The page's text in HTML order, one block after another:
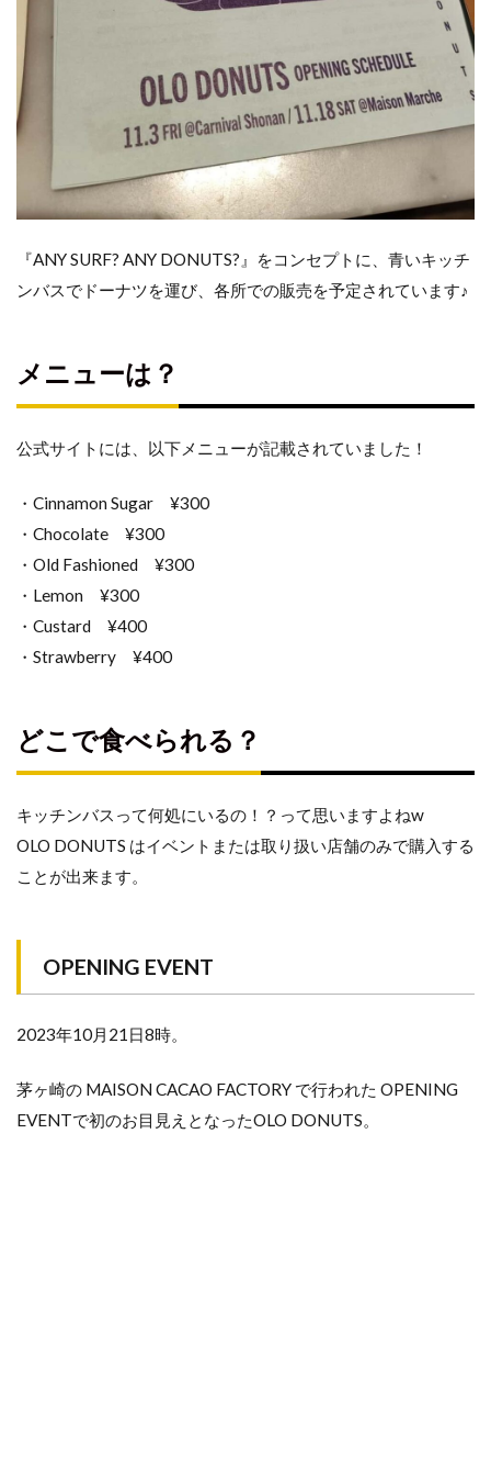
まし
た
『ANY SURF? ANY DONUTS?』をコンセプトに、青いキッチ
ンバスでドーナツを運び、各所での販売を予定されています♪
メニューは？
公式サイトには、以下メニューが記載されていました！
・Cinnamon Sugar ¥300
・Chocolate ¥300
・Old Fashioned ¥300
・Lemon ¥300
・Custard ¥400
・Strawberry ¥400
どこで食べられる？
キッチンバスって何処にいるの！？って思いますよねw
OLO DONUTS はイベントまたは取り扱い店舗のみで購入する
ことが出来ます。
OPENING EVENT
2023年10月21日8時。
茅ヶ崎の MAISON CACAO FACTORY で行われた OPENING
EVENTで初のお目見えとなったOLO DONUTS。